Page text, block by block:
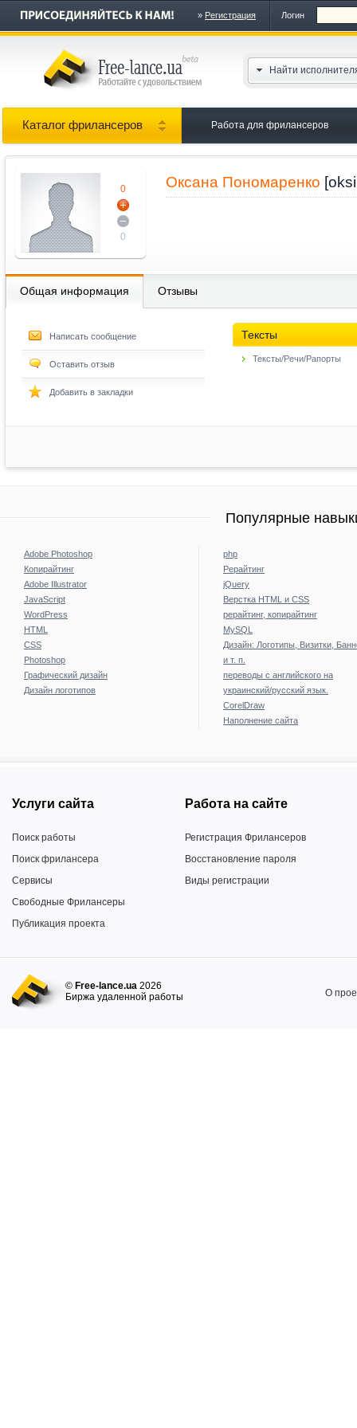
» Регистрация Логин
Найти
Каталог фрилансеров Работа для фрилансеров
0
0
Оксана Пономаренко
Общая информация Отзывы
Написать сообщение
Оставить отзыв
Добавить в закладки
Тексты
Тексты/Речи/Рапорты
Популярные
Adobe Photoshop
Копирайтинг
Adobe Illustrator
JavaScript
WordPress
HTML
CSS
Photoshop
Графический дизайн
Дизайн логотипов
php
Рерайтинг
jQuery
Верстка HTML и CSS
рерайтинг, копирайтинг
MySQL
Дизайн: Логотипы, Визитки,
и т. п.
переводы с английского на
украинский/русский язык.
CorelDraw
Наполнение сайта
Услуги сайта
Поиск работы
Поиск фрилансера
Сервисы
Свободные Фрилансеры
Публикация проекта
Работа на сайте
Регистрация Фрилансеров
Восстановление пароля
Виды регистрации
© Free-lance.ua 2026
Биржа удаленной работы
О